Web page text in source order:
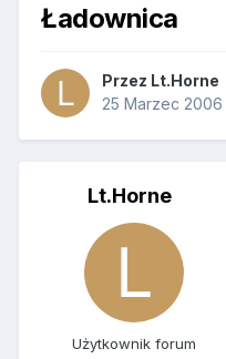
Ładownica
Przez Lt.Horne
25 Marzec 2006
Lt.Horne
Użytkownik forum